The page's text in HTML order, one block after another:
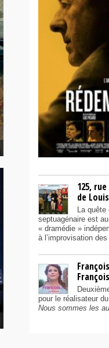
125,
de
La quête
septuagénaire est
« dramédie »
à l’improvisation
pour le réalisateur
Nous sommes les